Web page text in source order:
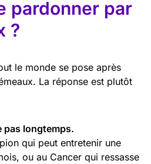
pardonner par
?
le monde se pose après
La réponse est plutôt
pas longtemps.
qui peut entretenir une
ou au Cancer qui ressasse